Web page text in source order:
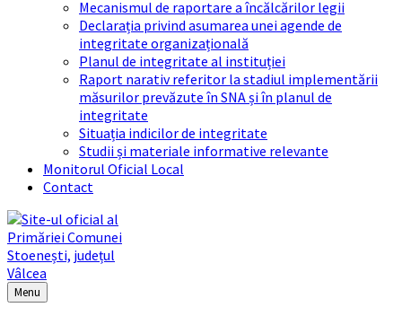
Mecanismul de raportare a încălcărilor legii
Declarația privind asumarea unei agende de
integritate organizațională
Planul de integritate al instituției
Raport narativ referitor la stadiul implementării
măsurilor prevăzute în SNA și în planul de
integritate
Situația indicilor de integritate
Studii și materiale informative relevante
Monitorul Oficial Local
Contact
Menu